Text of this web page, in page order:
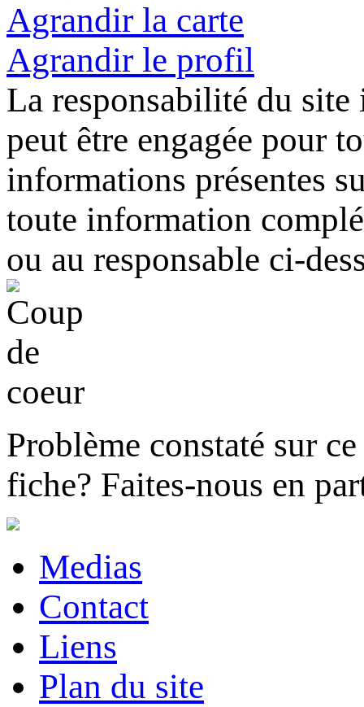
Agrandir la carte
Agrandir le profil
La responsabilité du
peut être engagée pour
informations présentes
toute information
ou au responsable ci-
Problème constaté sur
fiche? Faites-nous en
Medias
Contact
Liens
Plan du site